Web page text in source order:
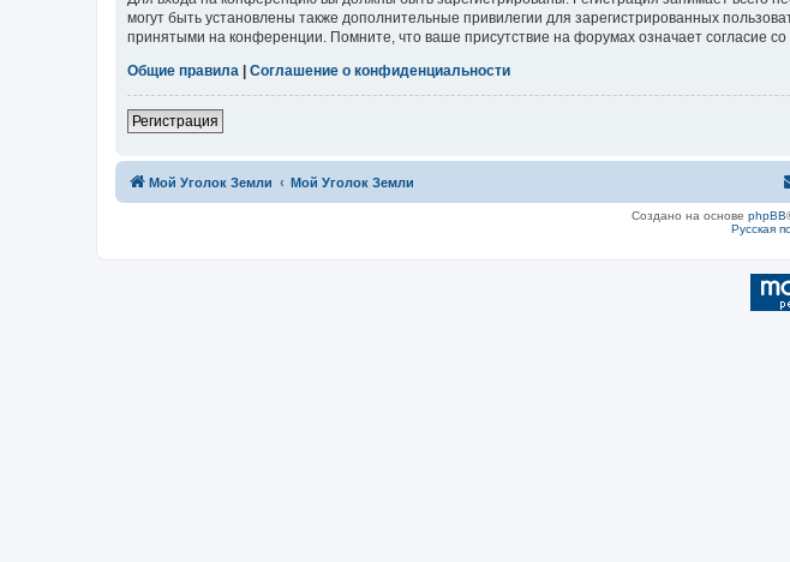
могут быть установлены также дополнительные привилегии для зарегистрированных
принятыми на конференции. Помните, что ваше присутствие на форумах означает согласие
Общие правила
Соглашение о конфиденциальности
Регистрация
Мой Уголок Земли Мой Уголок Земли
Создано на основе phpBB
Русская